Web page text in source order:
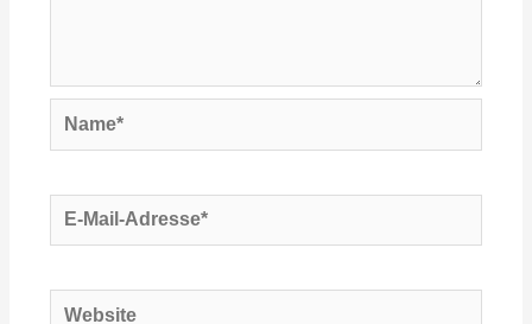
Name*
E-
Mail-
Website